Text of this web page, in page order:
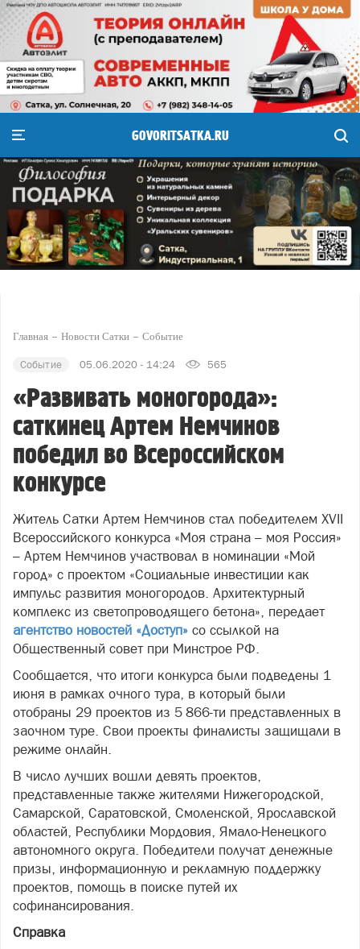
GOVORITSATKA.RU
Главная Новости Сатки Событие
Событие 05.06.2020 - 14:24 565
«Развивать моногорода»:
саткинец Артем Немчинов
победил во Всероссийском
конкурсе
Житель Сатки Артем Немчинов стал победителем XVII
Всероссийского конкурса «Моя страна – моя Россия»
– Артем Немчинов участвовал в номинации «Мой
город» с проектом «Социальные инвестиции как
импульс развития моногородов. Архитектурный
комплекс из светопроводящего бетона», передает
агентство новостей «Доступ» со ссылкой на
Общественный совет при Минстрое РФ.
Сообщается, что итоги конкурса были подведены 1
июня в рамках очного тура, в который были
отобраны 29 проектов из 5 866-ти представленных в
заочном туре. Свои проекты финалисты защищали в
режиме онлайн.
В число лучших вошли девять проектов,
представленные также жителями Нижегородской,
Самарской, Саратовской, Смоленской, Ярославской
областей, Республики Мордовия, Ямало-Ненецкого
автономного округа. Победители получат денежные
призы, информационную и рекламную поддержку
проектов, помощь в поиске путей их
софинансирования.
Справка